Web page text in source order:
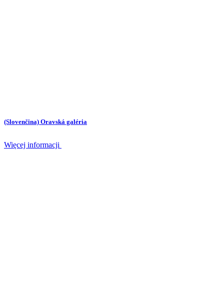
(Slovenčina) Oravská galéria
Więcej informacji